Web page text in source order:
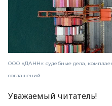
ООО «ДАНН»: судебные дела,
соглашений
Уважаемый читатель!